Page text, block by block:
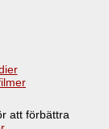
att förbättra